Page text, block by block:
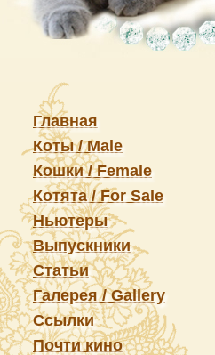
Главная
Коты / Male
Кошки / Female
Котята / For Sale
Ньютеры
Выпускники
Статьи
Галерея / Gallery
Ссылки
Почти кино